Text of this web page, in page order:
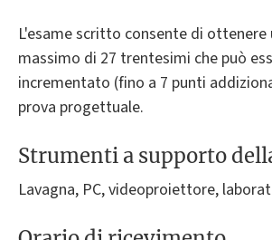
L'esame scritto consente di ottenere
massimo di 27 trentesimi che può
incrementato (fino a 7 punti
prova progettuale.
Strumenti a supporto
Lavagna, PC, videoproiettore,